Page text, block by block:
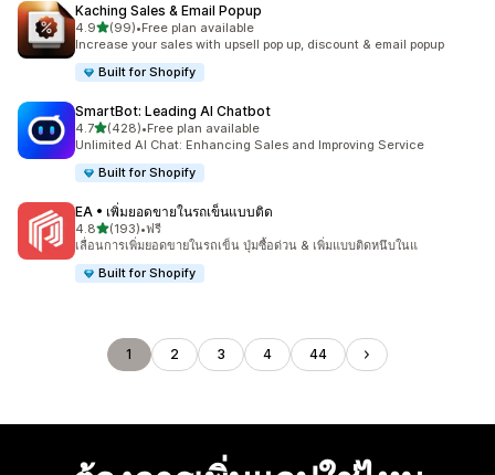
Kaching Sales & Email Popup
4.9เต็ม 5 ดาว
(99)
ทั้งหมด 99 รีวิว
•Free plan available
Increase your sales with upsell pop up, discount & email popup
Built for Shopify
SmartBot: Leading AI Chatbot
4.7เต็ม 5 ดาว
(428)
ทั้งหมด 428 รีวิว
•Free plan available
Unlimited AI Chat: Enhancing Sales and Improving Service
Built for Shopify
EA • เพิ่มยอดขายในรถเข็นแบบติด
4.8เต็ม 5 ดาว
(193)
ทั้งหมด 193 รีวิว
•ฟรี
เลื่อนการเพิ่มยอดขายในรถเข็น ปุ่มซื้อด่วน & เพิ่มแบบติดหนึบในแ
Built for Shopify
1 2 3 4 44